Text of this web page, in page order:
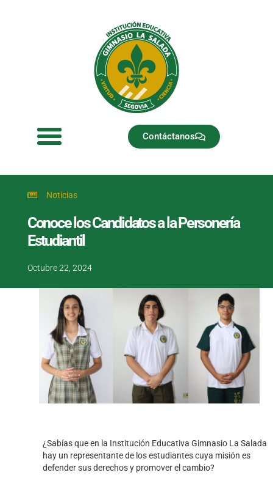
Contáctanos
Noticias
Conoce los Candidatos a la Personería
Estudiantil
Octubre 22, 2024
¿Sabías que en la Institución Educativa Gimnasio La Salada
hay un representante de los estudiantes cuya misión es
defender sus derechos y promover el cambio?